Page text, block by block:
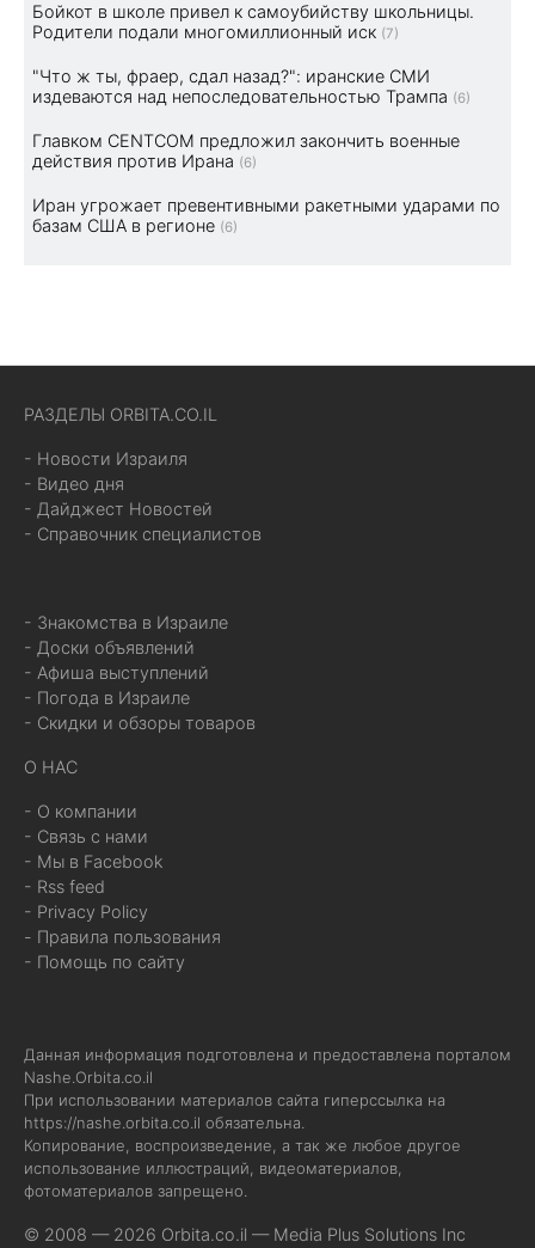
Бойкот в школе привел к самоубийству школьницы.
Родители подали многомиллионный иск (7)
"Что ж ты, фраер, сдал назад?": иранские СМИ
издеваются над непоследовательностью Трампа (6)
Главком CENTCOM предложил закончить военные
действия против Ирана (6)
Иран угрожает превентивными ракетными ударами по
базам США в регионе (6)
РАЗДЕЛЫ ORBITA.CO.IL
- Новости Израиля
- Видео дня
- Дайджест Новостей
- Справочник специалистов
- Знакомства в Израиле
- Доски объявлений
- Афиша выступлений
- Погода в Израиле
- Скидки и обзоры товаров
О НАС
- О компании
- Связь с нами
- Мы в Facebook
- Rss feed
- Privacy Policy
- Правила пользования
- Помощь по сайту
Данная информация подготовлена и предоставлена порталом
Nashe.Orbita.co.il
При использовании материалов сайта гиперссылка на
https://nashe.orbita.co.il обязательна.
Копирование, воспроизведение, а так же любое другое
использование иллюстраций, видеоматериалов,
фотоматериалов запрещено.
© 2008 — 2026 Orbita.co.il — Media Plus Solutions Inc